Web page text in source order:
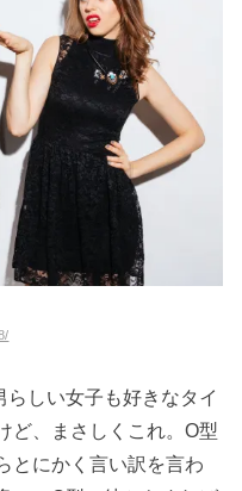
しい女子も好きなタイ
ど、まさしくこれ。O型
とにかく言い訳を言わ